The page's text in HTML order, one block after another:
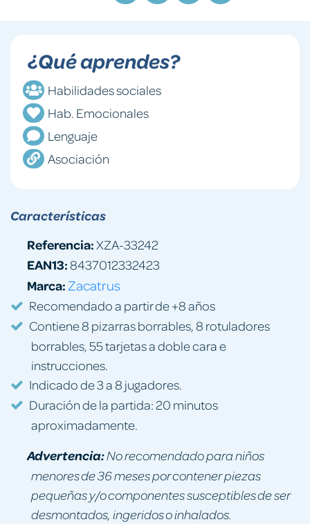
¿Qué aprendes?
Habilidades sociales
Hab. Emocionales
Lenguaje
Asociación
Características
Referencia:XZA-33242
EAN13:8437012332423
Marca: Zacatrus
Recomendado a partir de +8 años
Contiene 8 pizarras borrables, 8 rotuladores
borrables, 55 tarjetas a doble cara e
instrucciones.
Indicado de 3 a 8 jugadores.
Duración de la partida: 20 minutos
aproximadamente.
Advertencia:No recomendado para niños
menores de 36 meses por contener piezas
pequeñas y/o componentes susceptibles de ser
desmontados, ingeridos o inhalados.